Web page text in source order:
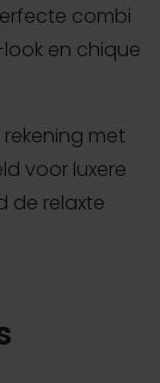
combi
en chique
met
voor luxere
de relaxte